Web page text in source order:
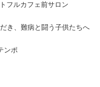
フルカフェ前サロン
き、難病と闘う子供たちへ
ンポ